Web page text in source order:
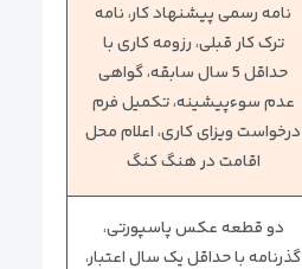
نامه رسمی پیشنهاد کار، نامه
ترک کار قبلی، رزومه کاری با
حداقل 5 سال سابقه، گواهی
عدم سوء‌پیشینه، تکمیل فرم
درخواست ویزای کاری، اعلام محل
اقامت در هنگ کنگ
دو قطعه عکس پاسپورتی،
گذرنامه با حداقل یک سال اعتبار،